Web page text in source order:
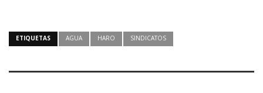
ETIQUETAS AGUA HARO SINDICATOS